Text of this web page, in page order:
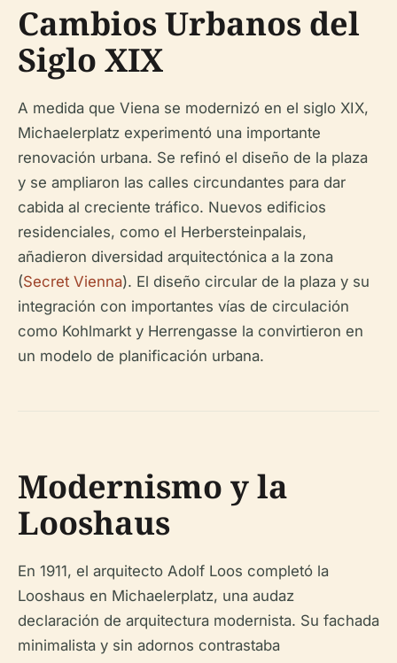
Cambios Urbanos del
Siglo XIX
A medida que Viena se modernizó en el siglo XIX,
Michaelerplatz experimentó una importante
renovación urbana. Se refinó el diseño de la plaza
y se ampliaron las calles circundantes para dar
cabida al creciente tráfico. Nuevos edificios
residenciales, como el Herbersteinpalais,
añadieron diversidad arquitectónica a la zona
(Secret Vienna). El diseño circular de la plaza y su
integración con importantes vías de circulación
como Kohlmarkt y Herrengasse la convirtieron en
un modelo de planificación urbana.
Modernismo y la
Looshaus
En 1911, el arquitecto Adolf Loos completó la
Looshaus en Michaelerplatz, una audaz
declaración de arquitectura modernista. Su fachada
minimalista y sin adornos contrastaba